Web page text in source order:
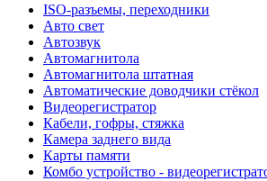
ISO-разъемы, переходники
Авто свет
Автозвук
Автомагнитола
Автомагнитола штатная
Автоматические доводчики стёкол
Видеорегистратор
Кабели, гофры, стяжка
Камера заднего вида
Карты памяти
Комбо устройство -